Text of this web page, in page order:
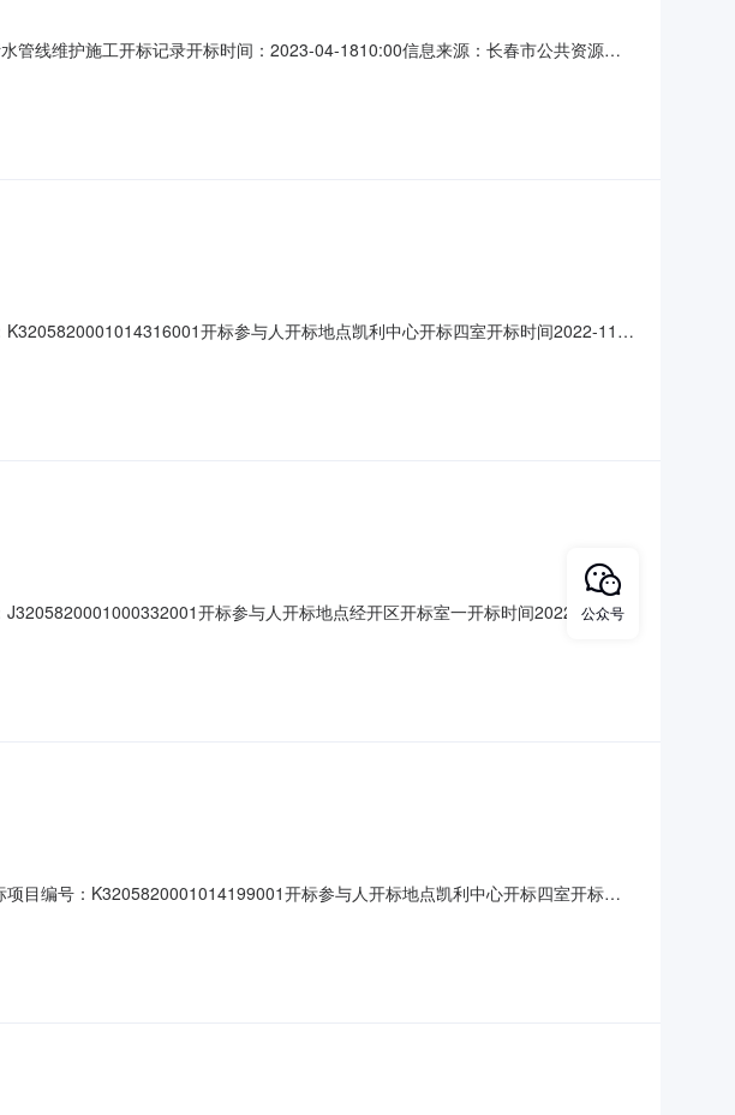
线维护施工开标记录开标时间：2023-04-1810:00信息来源：长春市公共资源交
润建设工程有限
开标参与人开标地点凯利中心开标四室开标时间2022-11-
元/%;工期:日历天;质量要求:;保
开标参与人开标地点经开区开标室一开标时间2022-11-
:0.00元/%;工期:日历天;质量要求:;保
目编号：K3205820001014199001开标参与人开标地点凯利中心开标四室开标时
元,投标文件递交时
公众号